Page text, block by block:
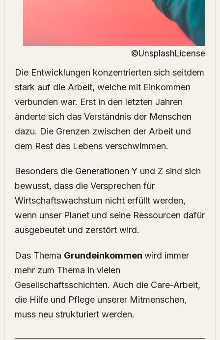
©UnsplashLicense
Die Entwicklungen konzentrierten sich seitdem
stark auf die Arbeit, welche mit Einkommen
verbunden war. Erst in den letzten Jahren
änderte sich das Verständnis der Menschen
dazu. Die Grenzen zwischen der Arbeit und
dem Rest des Lebens verschwimmen.
Besonders die Generationen Yund Z sind sich
bewusst, dass die Versprechen für
Wirtschaftswachstum nicht erfüllt werden,
wenn unser Planet und seine Ressourcen dafür
ausgebeutet und zerstört wird.
Das Thema Grundeinkommen wird immer
mehr zum Thema in vielen
Gesellschaftsschichten. Auch die Care-Arbeit,
die Hilfe und Pflege unserer Mitmenschen,
muss neu strukturiert werden.